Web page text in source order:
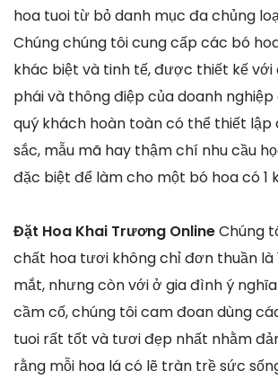
hoa tuoi từ bỏ danh mục đa chủng
Chúng chúng tôi cung cấp các bó
khác biệt và tinh tế, được thiết kế với
phái và thông điệp của doanh
quý khách hoàn toàn có thể thiết lập
sắc, mẫu mã hay thậm chí nhu cầu
đặc biệt để làm cho một bó hoa có 1
Đặt Hoa Khai Trương OnlineChúng
chất hoa tươi không chỉ đơn thuần là
mắt, nhưng còn với ở gia đình ý
cầm cố, chúng tôi cam đoan dùng
tuoi rất tốt và tươi đẹp nhất nhằm
rằng mỗi hoa lá có lẽ tràn trề sức